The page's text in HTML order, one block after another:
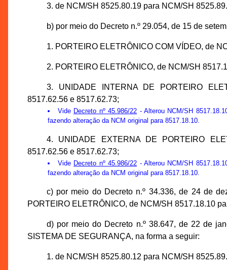
3. de NCM/SH 8525.80.19 para NCM/SH
b) por meio do Decreto n.º 29.054, de 15 de
1. PORTEIRO ELETRÔNICO COM VÍDEO, de
2. PORTEIRO ELETRÔNICO, de NCM/SH
3. UNIDADE INTERNA DE PORTEIRO
8517.62.56 e 8517.62.73;
Vide Decreto nº 45.986/22 - Alterou NCM/SH
fazendo alteração da NCM original para 8517.18.10.
4. UNIDADE EXTERNA DE PORTEIRO
8517.62.56 e 8517.62.73;
Vide Decreto nº 45.986/22 - Alterou NCM/SH
fazendo alteração da NCM original para 8517.18.10.
c) por meio do Decreto n.º 34.336, de 24 de
PORTEIRO ELETRÔNICO, de NCM/SH 8517.18.10
d) por meio do Decreto n.º 38.647, de 22 de
SISTEMA DE SEGURANÇA, na forma a seguir:
1. de NCM/SH 8525.80.12 para NCM/SH